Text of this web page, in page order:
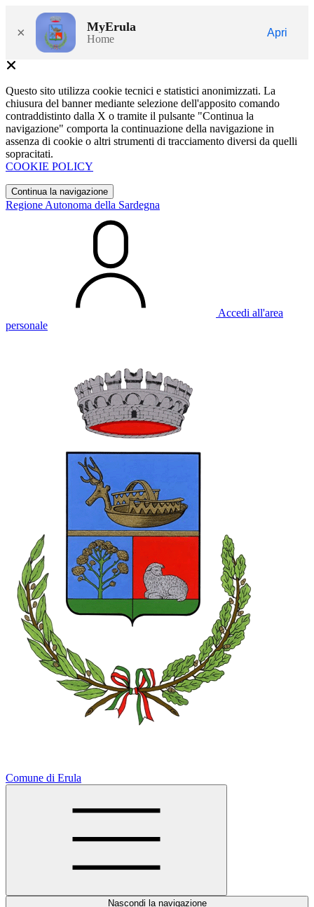
× MyErula
Home
Apri
Questo sito utilizza cookie tecnici e statistici anonimizzati. La
chiusura del banner mediante selezione dell'apposito comando
contraddistinto dalla X o tramite il pulsante "Continua la
navigazione" comporta la continuazione della navigazione in
assenza di cookie o altri strumenti di tracciamento diversi da quelli
sopracitati.
COOKIE POLICY
Continua la navigazione
Regione Autonoma della Sardegna
Accedi all'area
personale
Comune di Erula
Nascondi la navigazione